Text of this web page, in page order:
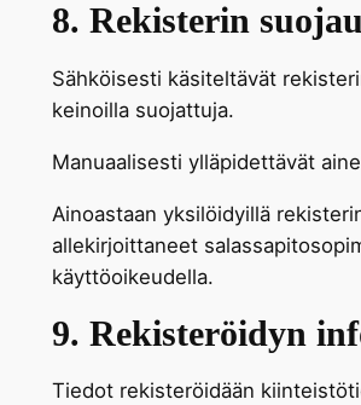
8. Rekisterin
Sähköisesti käsiteltävät
keinoilla suojattuja.
Manuaalisesti ylläpidettävät
Ainoastaan yksilöidyillä
allekirjoittaneet
käyttöoikeudella.
9. Rekisteröidyn
Tiedot rekisteröidään